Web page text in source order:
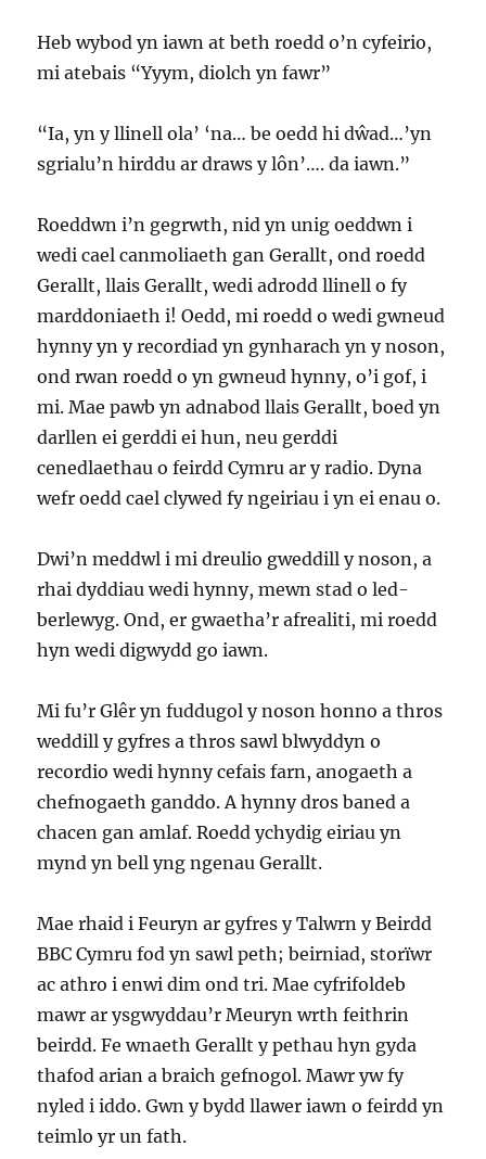
Heb wybod yn iawn at beth roedd o’n cyfeirio,
mi atebais “Yyym, diolch yn fawr”
“Ia, yn y llinell ola’ ‘na… be oedd hi dŵad…’yn
sgrialu’n hirddu ar draws y lôn’…. da iawn.”
Roeddwn i’n gegrwth, nid yn unig oeddwn i
wedi cael canmoliaeth gan Gerallt, ond roedd
Gerallt, llais Gerallt, wedi adrodd llinell o fy
marddoniaeth i! Oedd, mi roedd o wedi gwneud
hynny yn y recordiad yn gynharach yn y noson,
ond rwan roedd o yn gwneud hynny, o’i gof, i
mi. Mae pawb yn adnabod llais Gerallt, boed yn
darllen ei gerddi ei hun, neu gerddi
cenedlaethau o feirdd Cymru ar y radio. Dyna
wefr oedd cael clywed fy ngeiriau i yn ei enau o.
Dwi’n meddwl i mi dreulio gweddill y noson, a
rhai dyddiau wedi hynny, mewn stad o led-
berlewyg. Ond, er gwaetha’r afrealiti, mi roedd
hyn wedi digwydd go iawn.
Mi fu’r Glêr yn fuddugol y noson honno a thros
weddill y gyfres a thros sawl blwyddyn o
recordio wedi hynny cefais farn, anogaeth a
chefnogaeth ganddo. A hynny dros baned a
chacen gan amlaf. Roedd ychydig eiriau yn
mynd yn bell yng ngenau Gerallt.
Mae rhaid i Feuryn ar gyfres y Talwrn y Beirdd
BBC Cymru fod yn sawl peth; beirniad, storïwr
ac athro i enwi dim ond tri. Mae cyfrifoldeb
mawr ar ysgwyddau’r Meuryn wrth feithrin
beirdd. Fe wnaeth Gerallt y pethau hyn gyda
thafod arian a braich gefnogol. Mawr yw fy
nyled i iddo. Gwn y bydd llawer iawn o feirdd yn
teimlo yr un fath.